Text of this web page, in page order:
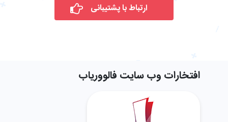
ارتباط با پشتیبانی
افتخارات وب سایت فالووریاب